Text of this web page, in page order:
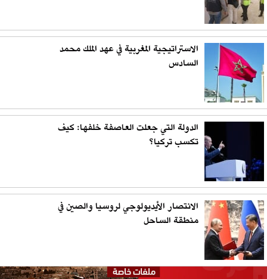
الاستراتيجية المغربية في عهد الملك محمد
السادس
الدولة التي جعلت العاصفة خلفها: كيف
تكسب تركيا؟
الانتصار الأيديولوجي لروسيا والصين في
منطقة الساحل